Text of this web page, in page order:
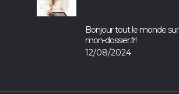
Bonjour tout le monde sur
mon-dossier.fr!
12/08/2024